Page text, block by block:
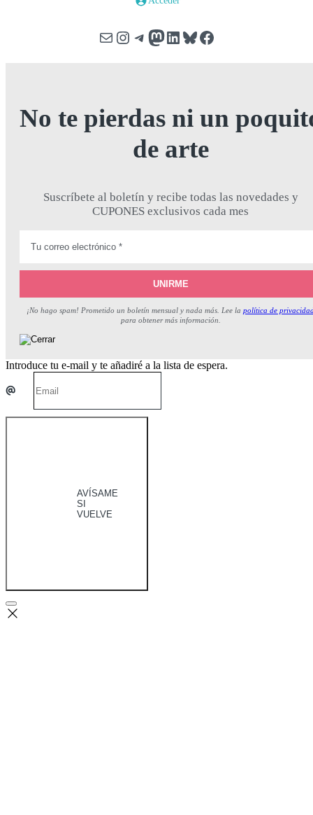
Correo electrónico
Instagram
Telegram
Mastodon
LinkedIn
Bluesky
Facebook
No te pierdas ni un
de arte
Suscríbete al boletín y recibe todas las novedades y
CUPONES exclusivos cada mes
¡No hago spam! Prometido un boletín mensual y nada más. Lee la política de
para obtener más información.
Introduce tu e-mail y te añadiré a la lista de espera.
AVÍSAME
SI
VUELVE